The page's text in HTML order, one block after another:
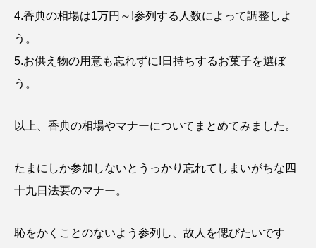
4.香典の相場は1万円～!参列する人数によって調整しよ
う。
5.お供え物の用意も忘れずに!日持ちするお菓子を選ぼ
う。
以上、香典の相場やマナーについてまとめてみました。
たまにしか参加しないとうっかり忘れてしまいがちな四
十九日法要のマナー。
恥をかくことのないよう参列し、故人を偲びたいです